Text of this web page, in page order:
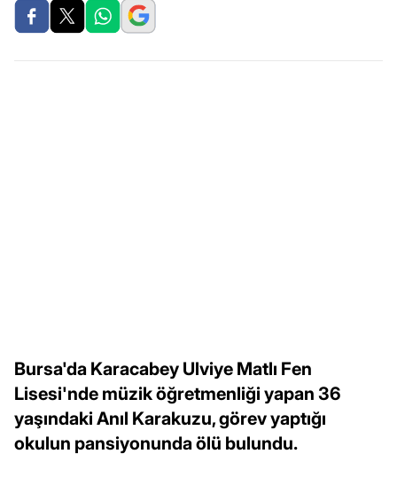
Bursa'da Karacabey Ulviye Matlı Fen
Lisesi'nde müzik öğretmenliği yapan 36
yaşındaki Anıl Karakuzu, görev yaptığı
okulun pansiyonunda ölü bulundu.